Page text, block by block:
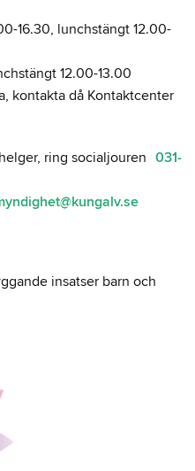
16.30, lunchstängt 12.00-
12.00-13.00
kontakta då Kontaktcenter
ring socialjouren 031-
insatser barn och